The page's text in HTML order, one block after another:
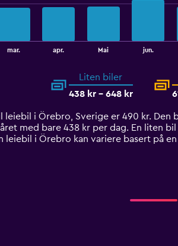
mar. apr. Mai jun.
Liten biler
438 kr - 648 kr
i Örebro, Sverige er 490 kr.
året med bare 438 kr per dag. En
leiebil i Örebro kan variere basert på